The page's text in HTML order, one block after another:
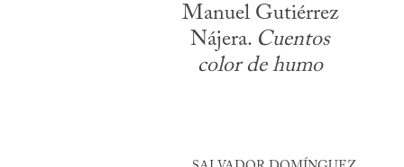
Manuel Gutiérrez
Nájera. Cuentos
color de humo